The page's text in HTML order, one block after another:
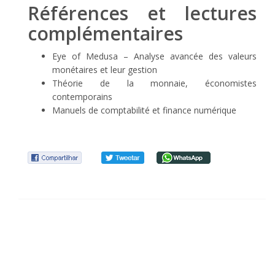
Références et lectures
complémentaires
Eye of Medusa – Analyse avancée des valeurs
monétaires et leur gestion
Théorie de la monnaie, économistes
contemporains
Manuels de comptabilité et finance numérique